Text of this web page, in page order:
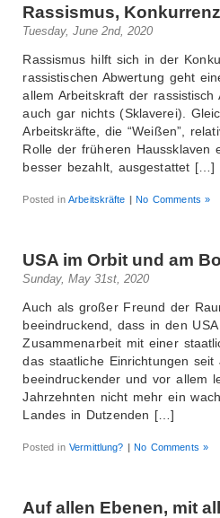
Rassismus,
Tuesday, June 2nd, 2020
Rassismus hilft sich in der
rassistischen Abwertung geht
allem Arbeitskraft der rassistisch
auch gar nichts (Sklaverei).
Arbeitskräfte, die “Weißen”,
Rolle der früheren Haussklaven
besser bezahlt, ausgestattet […]
Posted inArbeitskräfte | No Comments »
USA im Orbit und am
Sunday, May 31st, 2020
Auch als großer Freund der
beeindruckend, dass in den
Zusammenarbeit mit einer
das staatliche Einrichtungen
beeindruckender und vor allem
Jahrzehnten nicht mehr ein
Landes in Dutzenden […]
Posted inVermittlung? | No Comments »
Auf allen Ebenen, mit